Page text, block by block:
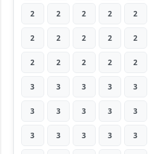
2 2 2 2 2
2 2 2 2 2
2 2 2 2 2
3 3 3 3 3
3 3 3 3 3
3 3 3 3 3